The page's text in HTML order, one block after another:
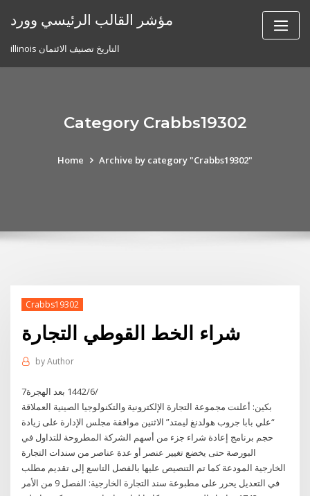
مؤشر القالب الرئيسي وورد
illinois التاريخ تصنيف الائتمان
Category Crabbs19302
Home Archive by category "Crabbs19302"
Crabbs19302
شراء الخط القوطي التجارة
byAuthor
7‏‏/6‏‏/1442 بعد الهجرة
بكين: أعلنت مجموعة التجارة الإلكترونية والتكنولوجيا الصينية العملاقة
“علي بابا جروب هولدنغ ليمتد” الاثنين موافقة مجلس الإدارة على زيادة
حجم برنامج إعادة شراء جزء من أسهم الشركة المطروحة للتداول في
البورصة حتى يخضع تغيير عنصر أو عدة عناصر من سندات التجارة
الخارجية المودعة كما تم التنصيص عليها بالفصل التاسع إلى تقديم مطلب
في التعديل يحرر على مطبوعة سند التجارة الخارجية: الفصل 9 من الأمر